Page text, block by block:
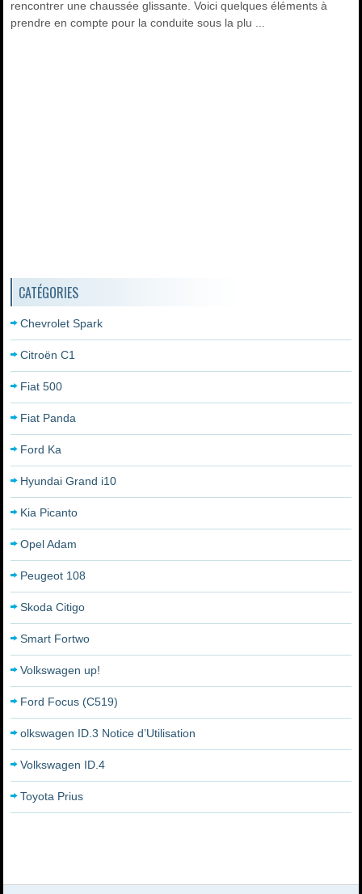
rencontrer une chaussée glissante. Voici quelques éléments à
prendre en compte pour la conduite sous la plu ...
CATÉGORIES
Chevrolet Spark
Citroën C1
Fiat 500
Fiat Panda
Ford Ka
Hyundai Grand i10
Kia Picanto
Opel Adam
Peugeot 108
Skoda Citigo
Smart Fortwo
Volkswagen up!
Ford Focus (C519)
olkswagen ID.3 Notice d’Utilisation
Volkswagen ID.4
Toyota Prius